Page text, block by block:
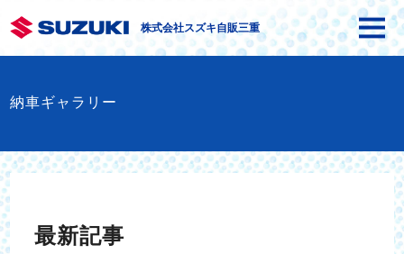
株式会社スズキ自販三重
納車ギャラリー
最新記事